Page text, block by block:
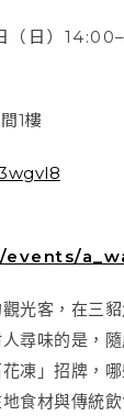
（日）
1樓
光客，在三
尋味的是，
凍」招牌，
食材與傳統飲